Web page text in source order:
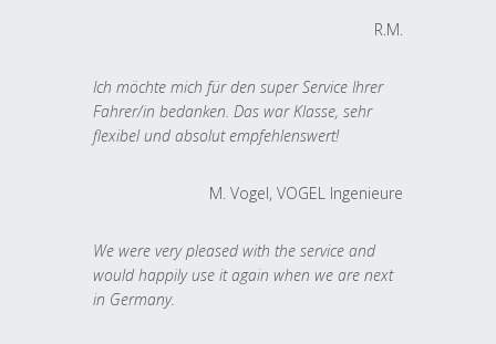
R.M.
Ich möchte mich für den super Service Ihrer
Fahrer/in bedanken. Das war Klasse, sehr
flexibel und absolut empfehlenswert!
M. Vogel, VOGEL Ingenieure
We were very pleased with the service and
would happily use it again when we are next
in Germany.